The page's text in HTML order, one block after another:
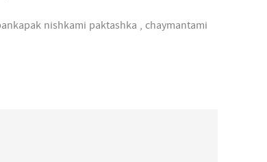
nishkami paktashka , chaymantami